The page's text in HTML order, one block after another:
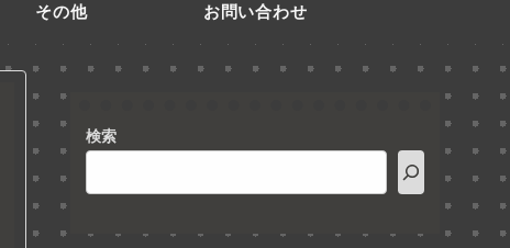
その他 お問い合わせ
検索